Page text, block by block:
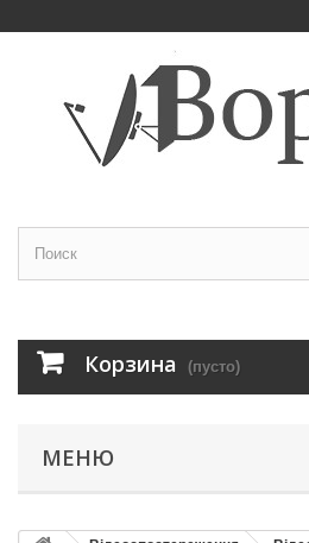
Корзина (пусто)
МЕНЮ